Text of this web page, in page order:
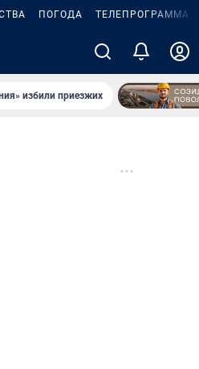
ПОГОДА ТЕЛЕПРОГРАММА
избили приезжих